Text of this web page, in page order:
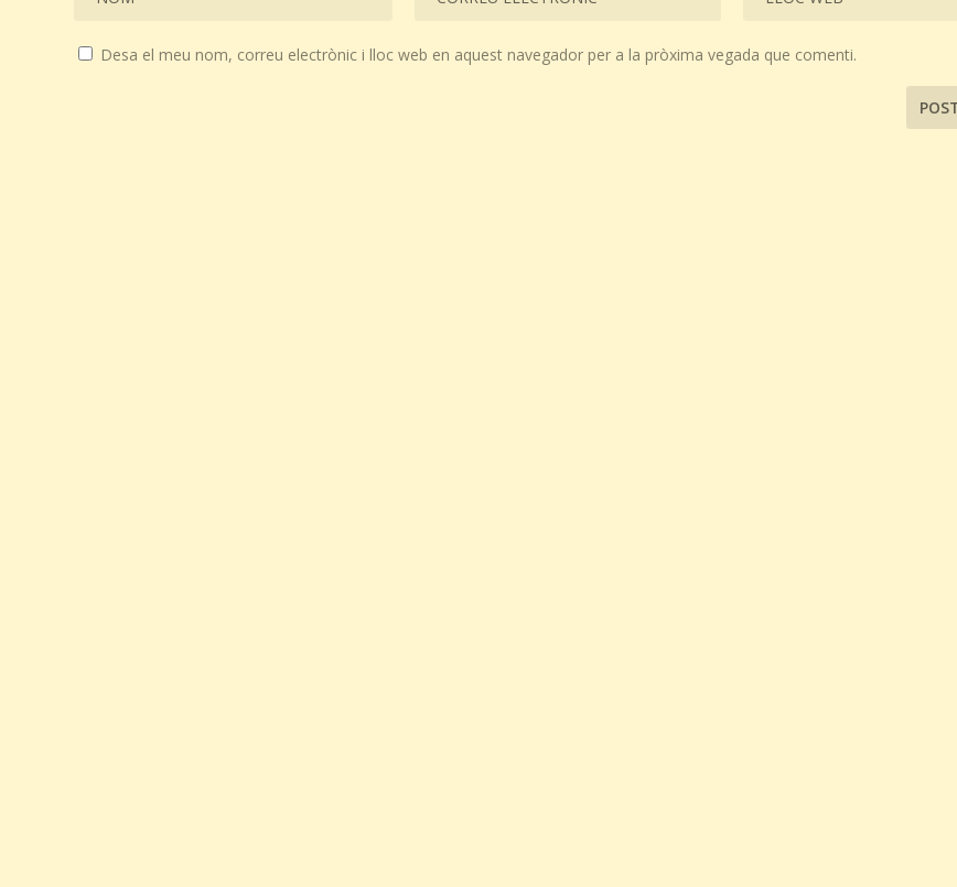
Desa el meu nom, correu electrònic i lloc web en aquest navegador per a la pròxima vegada que comenti.